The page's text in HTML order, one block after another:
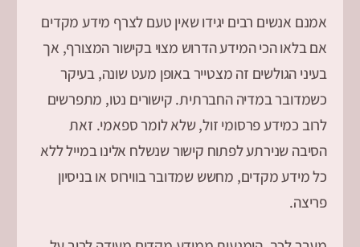
אמנם אנשים רבים יגידו שאין טעם לצרף מידע מקדים
אם בלאו הכי המידע הדרוש מצוי בקישור המצורף, אך
בעיני הגולשים זה מצטייר באופן מעט שונה, בעיקר
כשמדובר במדיה החברתית. קישורים נטו, מתפרשים
לרוב כמידע פרסומי זול, שלא לומר ספאמי. זאת
הסיבה שנירתע לפתוח קישור שנשלח אלינו במייל ללא
כל מידע מקדים, מחשש שמדובר בווירוס או בניסיון
פריצה.